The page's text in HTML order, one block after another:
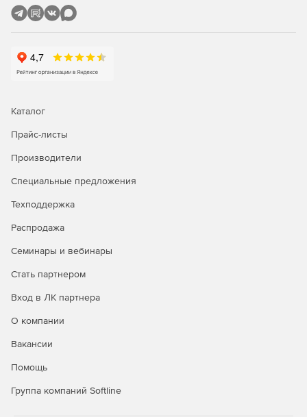
GPS – модуль для отображения подвижных объектов
на карте города в приложении «Дежурный оператор».
установленные в машины ГБР.
(заявок, докладных), связанных с объектами
мониторинга. Приложение позволяет контролировать
работ, а так же организовать контроль использования
технической службы.
статистики и составления отчетов по различным
доступа к модулям программы и их функциональным
возможностям.
Настройки системы – приложения для настройки
Каталог
Прайс-листы
Производители
Специальные предложения
Техподдержка
Распродажа
Семинары и вебинары
Стать партнером
Вход в ЛК партнера
О компании
Вакансии
Помощь
Группа компаний Softline